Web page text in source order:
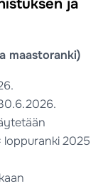
maastoranki)
loppuranki 2025